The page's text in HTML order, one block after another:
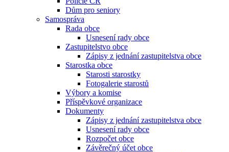
Dům pro seniory
Samospráva
Rada obce
Usnesení rady obce
Zastupitelstvo obce
Zápisy z jednání zastupitelstva obce
Starostka obce
Starosti starostky
Fotogalerie starostů
Výbory a komise
Příspěvkové organizace
Dokumenty
Zápisy z jednání zastupitelstva obce
Usnesení rady obce
Rozpočet obce
Závěrečný účet obce